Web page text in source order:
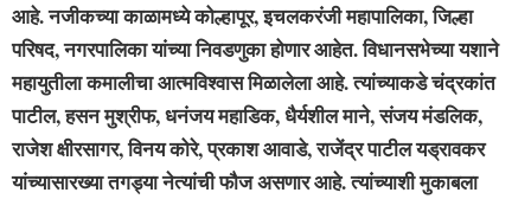
आहे. नजीकच्या काळामध्ये कोल्हापूर, इचलकरंजी महापालिका, जिल्हा
परिषद, नगरपालिका यांच्या निवडणुका होणार आहेत. विधानसभेच्या यशाने
महायुतीला कमालीचा आत्मविश्वास मिळालेला आहे. त्यांच्याकडे चंद्रकांत
पाटील, हसन मुश्रीफ, धनंजय महाडिक, धैर्यशील माने, संजय मंडलिक,
राजेश क्षीरसागर, विनय कोरे, प्रकाश आवाडे, राजेंद्र पाटील यड्रावकर
यांच्यासारख्या तगड्या नेत्यांची फौज असणार आहे. त्यांच्याशी मुकाबला